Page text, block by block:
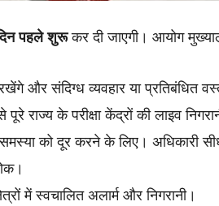
दिन पहले शुरूकर दी जाएगी। आयोग
और संदिग्ध व्यवहार या प्रतिबंधित
के परीक्षा केंद्रों की लाइव
को दूर करने के लिए। अधिकारी
में स्वचालित अलार्म और निगरानी।